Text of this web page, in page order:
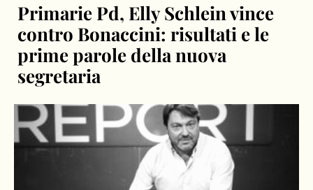
Primarie Pd, Elly Schlein vince
contro Bonaccini: risultati e le
prime parole della nuova
segretaria